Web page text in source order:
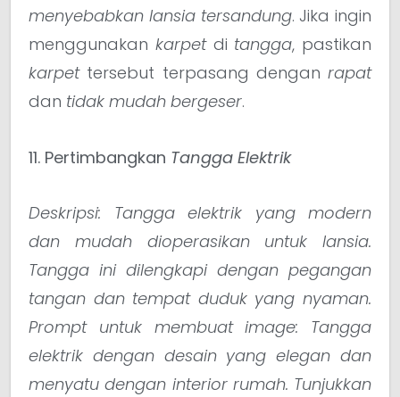
menyebabkan lansia tersandung. Jika ingin
menggunakan karpetdi tangga, pastikan
karpettersebut terpasang dengan rapat
dan tidak mudah bergeser.
11. Pertimbangkan Tangga Elektrik
Deskripsi: Tangga elektrik yang modern
dan mudah dioperasikan untuk lansia.
Tangga ini dilengkapi dengan pegangan
tangan dan tempat duduk yang nyaman.
Prompt untuk membuat image: Tangga
elektrik dengan desain yang elegan dan
menyatu dengan interior rumah. Tunjukkan